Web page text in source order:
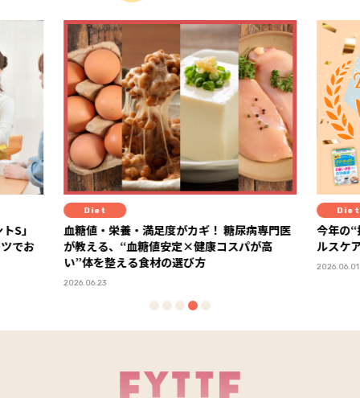
糖尿病専門医
パが高
Diet
今年の“推しヘルスケア”が決定！ 「FYTTEヘ
ルスケア大賞2026」ランキング発表
2026.06.01